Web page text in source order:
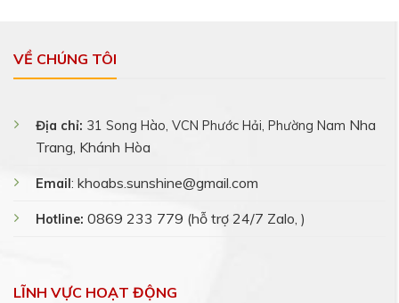
VỀ CHÚNG TÔI
Địa chỉ: 31 Song Hào, VCN Phước Hải, Phường Nam Nha
Trang, Khánh Hòa
Email: khoabs.sunshine@gmail.com
Hotline: 0869 233 779 (hỗ trợ 24/7 Zalo, )
LĨNH VỰC HOẠT ĐỘNG